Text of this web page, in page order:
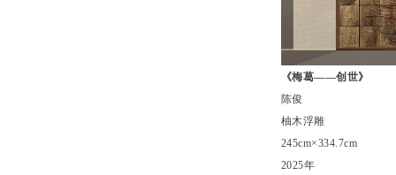
《梅葛——创世》
陈俊
柚木浮雕
245cm×334.7cm
2025年